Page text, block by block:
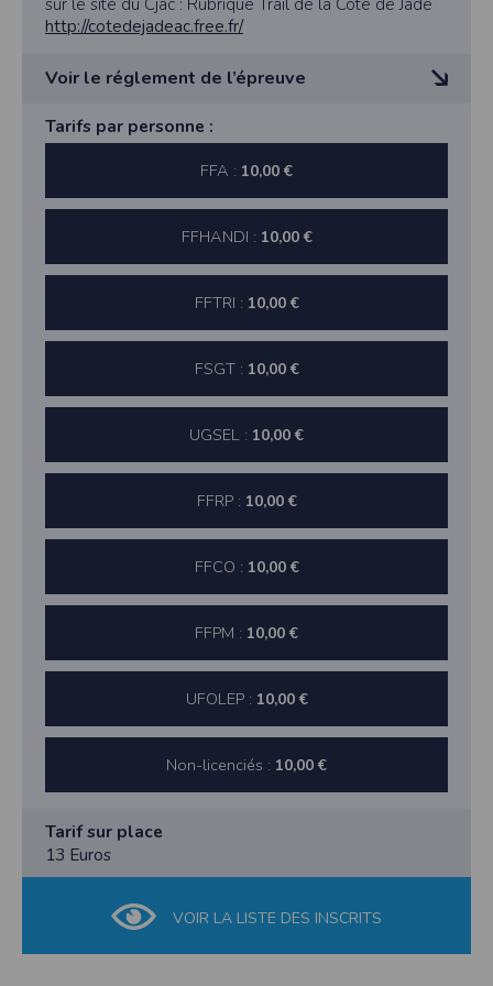
ravitaillement en eau au 6ème km.
sur le site du Cjac : Rubrique Trail de la Côte de Jade
http://cotedejadeac.free.fr/
Voir le réglement de l’épreuve
Retrait des dossards :
- le samedi à partir de 18h au complexe sportif de la
- Clotûre des inscriptions : 30 min avant la course
St Michel chef chef.
Tarifs par personne :
FFA : 10,00 €
FFHANDI : 10,00 €
FFTRI : 10,00 €
FSGT : 10,00 €
UGSEL : 10,00 €
FFRP : 10,00 €
FFCO : 10,00 €
FFPM : 10,00 €
UFOLEP : 10,00 €
Non-licenciés : 10,00 €
Tarif sur place
13 Euros
VOIR LA LISTE DES INSCRITS